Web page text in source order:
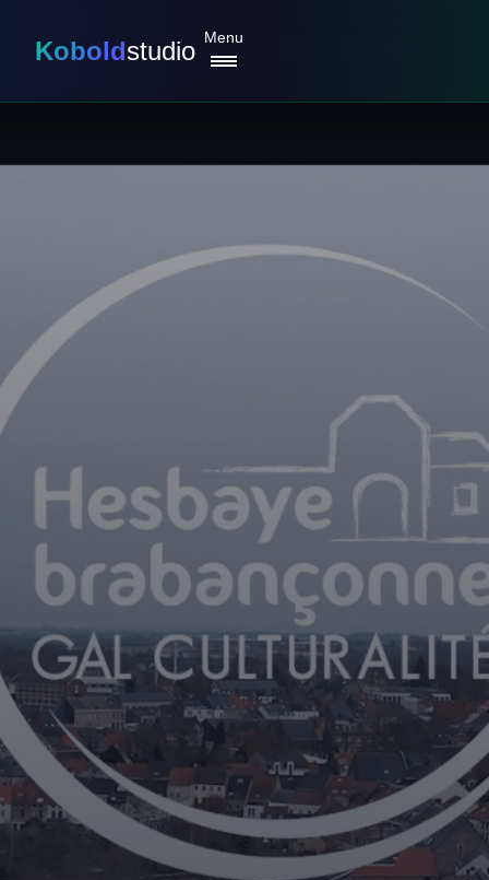
Koboldstudio Menu